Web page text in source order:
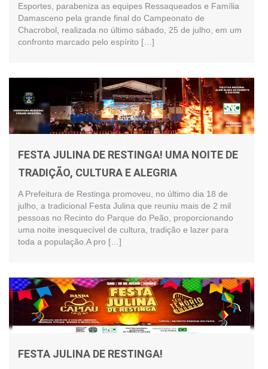
Esportes, parabeniza as equipes Ressaqueados e Família
Damasceno pela grande final do Campeonato de
Chacrobol, realizada no último sábado, 25 de julho, em um
confronto marcado pelo espírito […]
FESTA JULINA DE RESTINGA! UMA NOITE DE
TRADIÇÃO, CULTURA E ALEGRIA
A Prefeitura de Restinga promoveu, no último dia 18 de
julho, a tradicional Festa Julina que reuniu mais de 2 mil
pessoas no Recinto do Parque do Peão, proporcionando
uma noite inesquecível de cultura, tradição e lazer para
toda a população.A pro […]
FESTA JULINA DE RESTINGA!